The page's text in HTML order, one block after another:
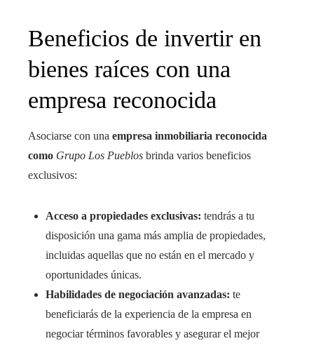
Beneficios de invertir en
bienes raíces con una
empresa reconocida
Asociarse con una empresa inmobiliaria reconocida
como Grupo Los Pueblos brinda varios beneficios
exclusivos:
Acceso a propiedades exclusivas: tendrás a tu
disposición una gama más amplia de propiedades,
incluidas aquellas que no están en el mercado y
oportunidades únicas.
Habilidades de negociación avanzadas: te
beneficiarás de la experiencia de la empresa en
negociar términos favorables y asegurar el mejor